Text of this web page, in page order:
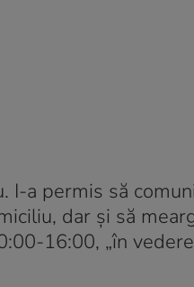
I-a permis să
dar şi să
16:00, „în